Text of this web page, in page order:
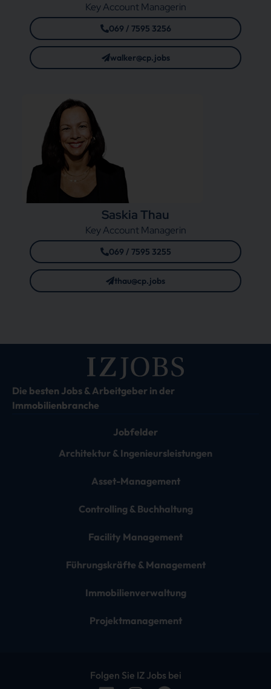
Key Account Managerin
069 / 7595 3256
walker@cp.jobs
Saskia Thau
Key Account Managerin
069 / 7595 3255
thau@cp.jobs
Die besten Jobs & Arbeitgeber in der
Immobilienbranche
Jobfelder
Architektur & Ingenieursleistungen
Asset-Management
Controlling & Buchhaltung
Facility Management
Führungskräfte & Management
Immobilienverwaltung
Projektmanagement
Folgen Sie IZ Jobs bei